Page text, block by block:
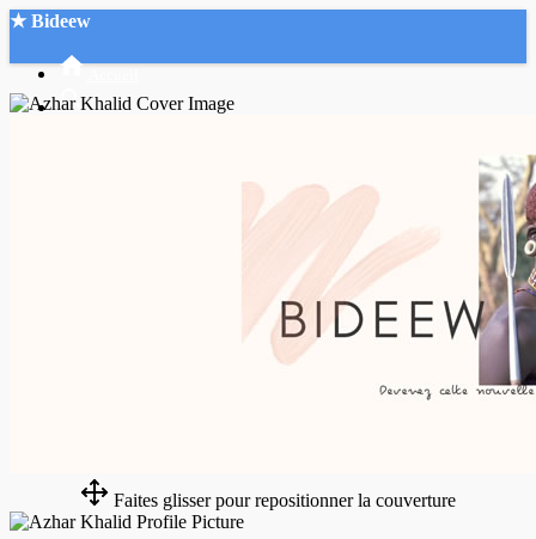
★ Bideew
Faites glisser pour repositionner la couverture